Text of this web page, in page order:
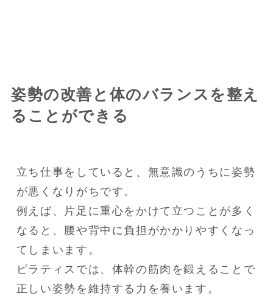
姿勢の改善と体のバランスを整え
ることができる
立ち仕事をしていると、無意識のうちに姿勢
が悪くなりがちです。
例えば、片足に重心をかけて立つことが多く
なると、腰や背中に負担がかかりやすくなっ
てしまいます。
ピラティスでは、体幹の筋肉を鍛えることで
正しい姿勢を維持する力を養います。